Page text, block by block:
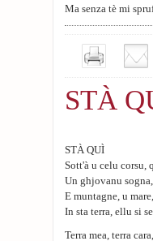
Ma senza tè mi
Chì taglia l’aria è a
I ricordi ardenti, ecu
Dipendenza, dolce
Ma senza tè mi
STÀ
STÀ QUÌ
Sott'à u celu corsu,
Un ghjovanu
E muntagne, u
In sta terra, ellu si
Terra mea, terra